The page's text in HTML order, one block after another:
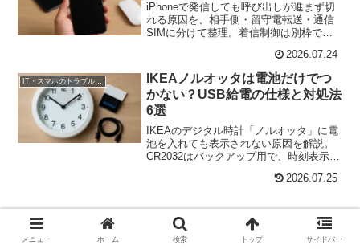
iPhoneで発信しても呼び出しが進まず切
れる原因を、相手側・留守電転送・通信
SIMに分けて整理。着信制御は別枠で確
2026.07.24
IKEAノルオッタは電池だけでつ
かない？USB給電の仕様と対処法
6選
IKEAのデジタル時計「ノルオッタ」に電
池を入れても表示されない原因を解説。
CR2032はバックアップ用で、時刻表示に
確認方法や故障の見分け方、対処法を紹
2026.07.25
ホーム IT・スマホのトラブル解決
メニュー ホーム 検索 トップ サイドバー